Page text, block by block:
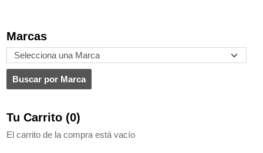
Marcas
Tu Carrito (0)
El carrito de la compra está vacío